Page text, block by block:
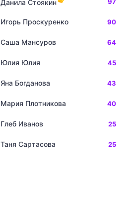
Данила Стоякин
Игорь Проскуренко 90
Саша Мансуров 64
Юлия Юлия 45
Яна Богданова 43
Мария Плотникова 40
Глеб Иванов 25
Таня Сартасова 25